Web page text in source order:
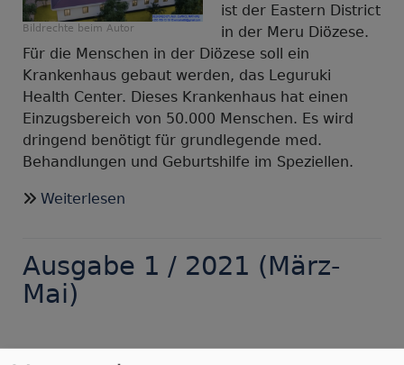
Bildrechte beim Autor
ist der Eastern District
in der Meru Diözese.
Für die Menschen in der Diözese soll ein
Krankenhaus gebaut werden, das Leguruki
Health Center. Dieses Krankenhaus hat einen
Einzugsbereich von 50.000 Menschen. Es wird
dringend benötigt für grundlegende med.
Behandlungen und Geburtshilfe im Speziellen.
Weiterlesen
den
Health
Ausgabe 1 / 2021 (März-
Mai)
über